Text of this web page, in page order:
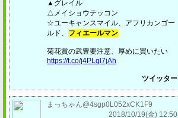
▲グレイル
△メイショウテッコン
☆ユーキャンスマイル、アフリカンゴー
ルド、 フィエールマン
菊花賞の武豊要注意、厚めに買いたい
https://t.co/j4PLql7jAh
ツイッター
まっちゃん@4sgp0L052xCK1F9
2018/10/19(金) 12:50